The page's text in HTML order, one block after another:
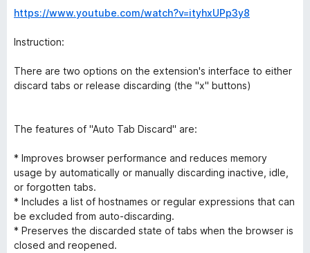
https://www.youtube.com/watch?v=ityhxUPp3y8
Instruction:
There are two options on the extension's interface to either
discard tabs or release discarding (the "x" buttons)
The features of "Auto Tab Discard" are:
* Improves browser performance and reduces memory
usage by automatically or manually discarding inactive, idle,
or forgotten tabs.
* Includes a list of hostnames or regular expressions that can
be excluded from auto-discarding.
* Preserves the discarded state of tabs when the browser is
closed and reopened.